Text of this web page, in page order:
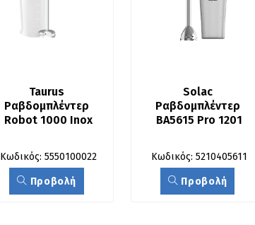
Taurus
Ραβδομπλέντερ
Robot 1000 Inox
Κωδικός: 5550100022
Προβολή
Solac
Ραβδομπλέντερ
BA5615 Pro 1201
Κωδικός: 5210405611
Προβολή